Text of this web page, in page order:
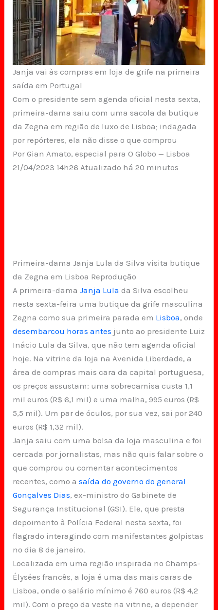
Janja vai às compras em loja de grife na primeira
saída em Portugal
Com o presidente sem agenda oficial nesta sexta,
primeira-dama saiu com uma sacola da butique
da Zegna em região de luxo de Lisboa; indagada
por repórteres, ela não disse o que comprou
Por Gian Amato, especial para O Globo — Lisboa
21/04/2023 14h26 Atualizado há 20 minutos
Primeira-dama Janja Lula da Silva visita butique
da Zegna em Lisboa Reprodução
A primeira-damaJanja Lula da Silva escolheu
nesta sexta-feira uma butique da grife masculina
Zegna como sua primeira parada em Lisboa, onde
desembarcou horas antes junto ao presidente Luiz
Inácio Lula da Silva, que não tem agenda oficial
hoje. Na vitrine da loja na Avenida Liberdade, a
área de compras mais cara da capital portuguesa,
os preços assustam: uma sobrecamisa custa 1,1
mil euros (R$ 6,1 mil) e uma malha, 995 euros (R$
5,5 mil). Um par de óculos, por sua vez, sai por 240
euros (R$ 1,32 mil).
Janja saiu com uma bolsa da loja masculina e foi
cercada por jornalistas, mas não quis falar sobre o
que comprou ou comentar acontecimentos
recentes, como asaída do governo do general
Gonçalves Dias, ex-ministro do Gabinete de
Segurança Institucional (GSI). Ele, que presta
depoimento à Polícia Federal nesta sexta, foi
flagrado interagindo com manifestantes golpistas
no dia 8 de janeiro.
Localizada em uma região inspirada no Champs-
Élysées francês, a loja é uma das mais caras de
Lisboa, onde o salário mínimo é 760 euros (R$ 4,2
mil). Com o preço da veste na vitrine, a depender